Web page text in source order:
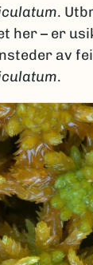
.
her – er
av
.